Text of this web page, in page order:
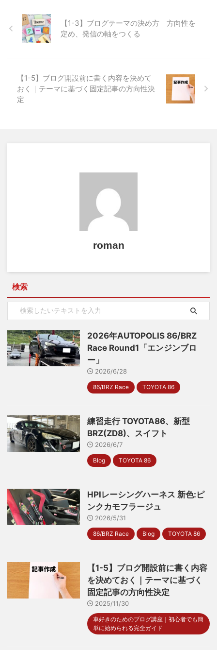
【1-3】ブログテーマの決め方｜方向性を
定め、発信の軸をつくる
【1-5】ブログ開設前に書く内容を決めて
おく｜テーマに基づく固定記事の方向性決
定
roman
検索
2026年AUTOPOLIS 86/BRZ
Race Round1「エンジンブロ
ー」
2026/6/28
86/BRZ Race TOYOTA 86
練習走行 TOYOTA86、新型
BRZ(ZD8)、スイフト
2026/6/7
Blog TOYOTA 86
HPIレーシングハーネス 新色:ピ
ンクカモフラージュ
2026/5/31
86/BRZ Race Blog TOYOTA 86
【1-5】ブログ開設前に書く内容
を決めておく｜テーマに基づく
固定記事の方向性決定
2025/11/30
車好きのためのブログ講座｜初心者でも簡
単に始められる完全ガイド